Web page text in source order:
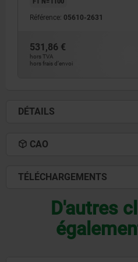
Référence: 05610-2631
531,86 €
hors TVA
hors frais d’envoi
DÉTAILS
CAO
TÉLÉCHARGEMENTS
D'autres